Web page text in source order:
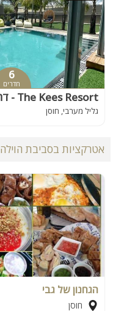
6
חדרים
דה קיז ריזורט - The Kees Resort
גליל מערבי, חוסן
אטרקציות בסביבת הוילה
הגחנון של גבי
חוסן